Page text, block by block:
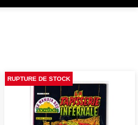
RUPTURE DE STOCK